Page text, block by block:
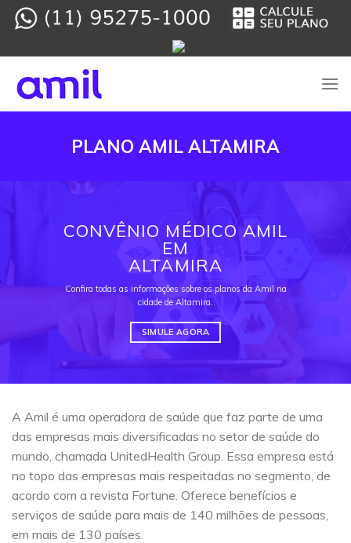
Skip
PLANO AMIL ALTAMIRA
CONVÊNIO MÉDICO AMIL
EM
ALTAMIRA
Confira todas as informações sobre os planos da Amil na
cidade de Altamira.
SIMULE AGORA
A Amil é uma operadora de saúde que faz parte de uma
das empresas mais diversificadas no setor de saúde do
mundo, chamada UnitedHealth Group. Essa empresa está
no topo das empresas mais respeitadas no segmento, de
acordo com a revista Fortune. Oferece benefícios e
serviços de saúde para mais de 140 milhões de pessoas,
em mais de 130 países.